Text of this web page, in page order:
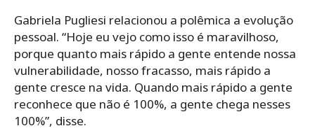
Gabriela Pugliesi relacionou a polêmica a evolução
pessoal. “Hoje eu vejo como isso é maravilhoso,
porque quanto mais rápido a gente entende nossa
vulnerabilidade, nosso fracasso, mais rápido a
gente cresce na vida. Quando mais rápido a gente
reconhece que não é 100%, a gente chega nesses
100%”, disse.